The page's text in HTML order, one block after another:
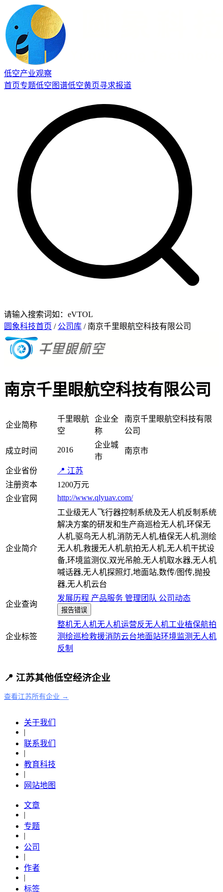
低空产业观察
首页专题低空图谱低空黄页寻求报道
请输入搜索词如：eVTOL
圆象科技首页 / 公司库 / 南京千里眼航空科技有限公司
南京千里眼航空科技有限公司
企业简称
千里眼航
空
企业全
称
南京千里眼航空科技有限
公司
成立时间 2016
企业城
市
南京市
企业省份
📍 江苏
注册资本
1200万元
企业官网
http://www.qlyuav.com/
企业简介
工业级无人飞行器控制系统及无人机反制系统
解决方案的研发和生产商巡检无人机,环保无
人机,驱鸟无人机,消防无人机,植保无人机,测绘
无人机,救援无人机,航拍无人机,无人机干扰设
备,环境监测仪,双光吊舱,无人机取水器,无人机
喊话器,无人机探照灯,地面站,数传/图传,抛投
器,无人机云台
企业查询
发展历程 产品服务 管理团队 公司动态
报告错误
企业标签
整机无人机无人机运营反无人机工业植保航拍
测绘巡检救援消防云台地面站环境监测无人机
反制
📍 江苏其他低空经济企业
查看江苏所有企业 →
关于我们
|
联系我们
|
教育科技
|
网站地图
文章
|
专题
|
公司
|
作者
|
标签